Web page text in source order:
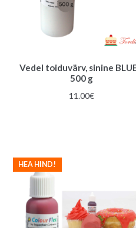
Vedel toiduvärv, sinine
500 g
11.00€
HEA HIND!